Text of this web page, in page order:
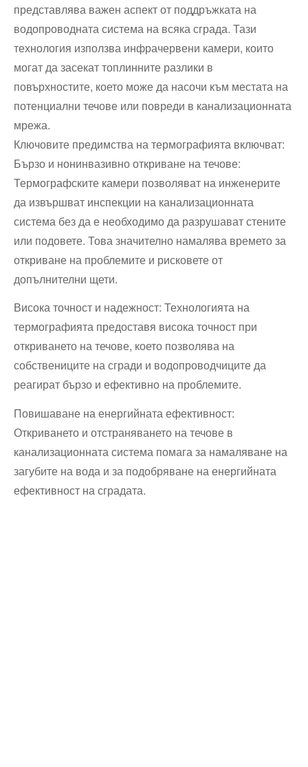
представлява важен аспект от поддръжката на
водопроводната система на всяка сграда. Тази
технология използва инфрачервени камери, които
могат да засекат топлинните разлики в
повърхностите, което може да насочи към местата на
потенциални течове или повреди в канализационната
мрежа.
Ключовите предимства на термографията включват:
Бързо и нонинвазивно откриване на течове:
Термографските камери позволяват на инженерите
да извършват инспекции на канализационната
система без да е необходимо да разрушават стените
или подовете. Това значително намалява времето за
откриване на проблемите и рисковете от
допълнителни щети.
Висока точност и надежност: Технологията на
термографията предоставя висока точност при
откриването на течове, което позволява на
собствениците на сгради и водопроводчиците да
реагират бързо и ефективно на проблемите.
Повишаване на енергийната ефективност:
Откриването и отстраняването на течове в
канализационната система помага за намаляване на
загубите на вода и за подобряване на енергийната
ефективност на сградата.